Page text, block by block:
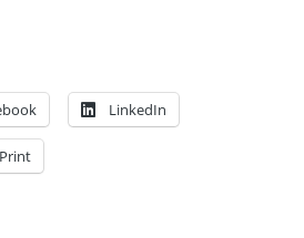
LinkedIn
Print